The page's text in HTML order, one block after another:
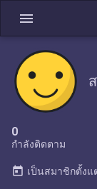
menu
0
กำลังติดตาม
today เป็นสมาชิกตั้งแ